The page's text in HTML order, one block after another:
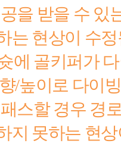
을 받을 수 있
는 현상이 수
에 골키퍼가
/높이로 다이
스할 경우 경
지 못하는 현